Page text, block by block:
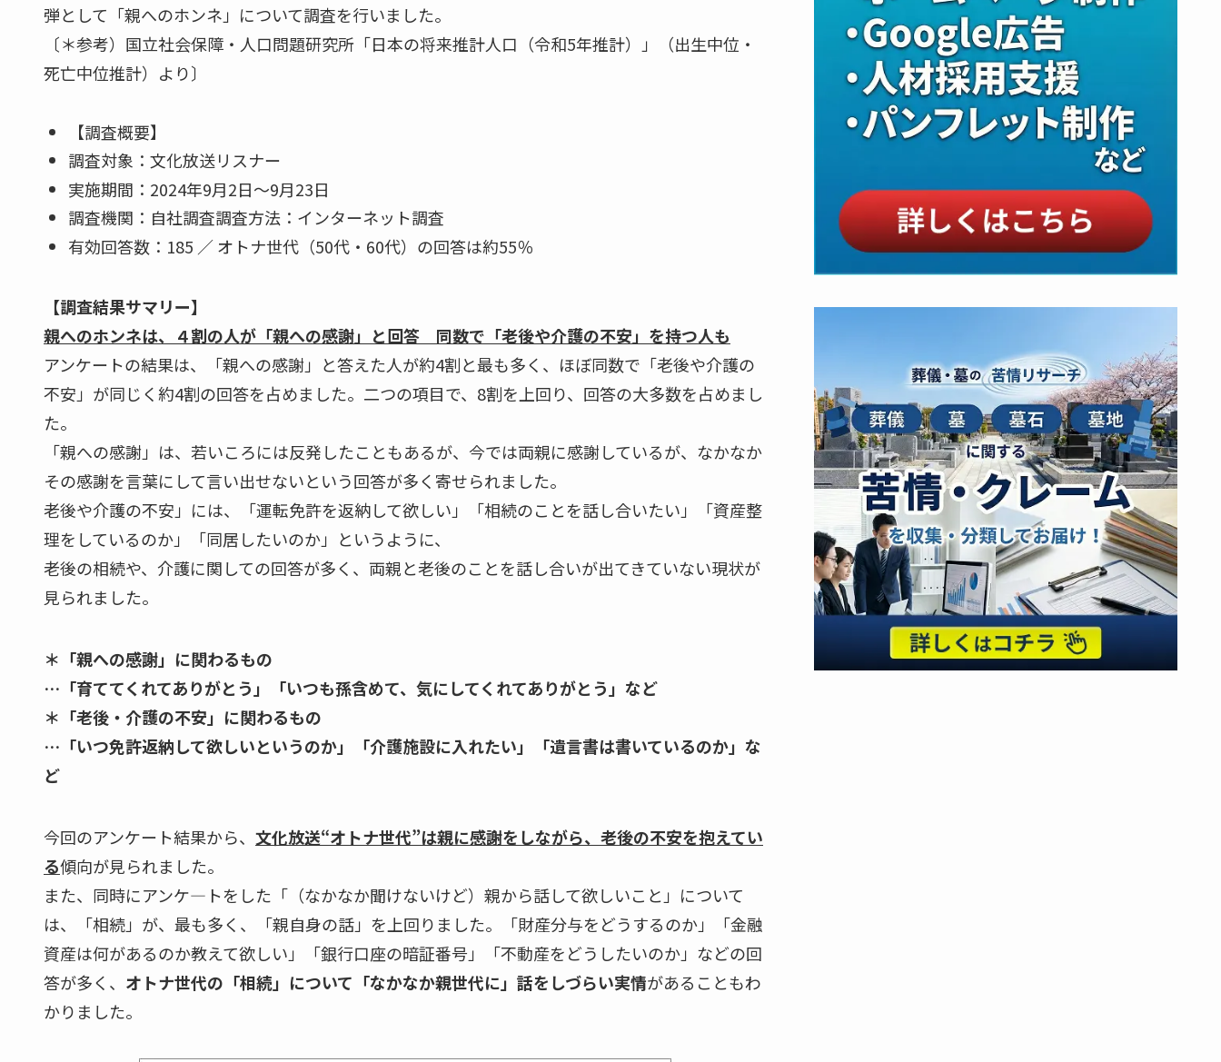
弾として「親へのホンネ」について調査を行いました。
〔＊参考）国立社会保障・人口問題研究所「日本の将来推計人口（令和5年推計）」（出生中位・
死亡中位推計）より〕
【調査概要】
調査対象：文化放送リスナー
実施期間：2024年9月2日～9月23日
調査機関：自社調査調査方法：インターネット調査
有効回答数：185 ／ オトナ世代（50代・60代）の回答は約55％
【調査結果サマリー】
親へのホンネは、４割の人が「親への感謝」と回答 同数で「老後や介護の不安」を持つ人も
アンケートの結果は、「親への感謝」と答えた人が約4割と最も多く、ほぼ同数で「老後や介護の
不安」が同じく約4割の回答を占めました。二つの項目で、8割を上回り、回答の大多数を占めまし
た。
「親への感謝」は、若いころには反発したこともあるが、今では両親に感謝しているが、なかなか
その感謝を言葉にして言い出せないという回答が多く寄せられました。
老後や介護の不安」には、「運転免許を返納して欲しい」「相続のことを話し合いたい」「資産整
理をしているのか」「同居したいのか」というように、
老後の相続や、介護に関しての回答が多く、両親と老後のことを話し合いが出てきていない現状が
見られました。
＊「親への感謝」に関わるもの
…「育ててくれてありがとう」「いつも孫含めて、気にしてくれてありがとう」など
＊「老後・介護の不安」に関わるもの
…「いつ免許返納して欲しいというのか」「介護施設に入れたい」「遺言書は書いているのか」な
ど
今回のアンケート結果から、 文化放送“オトナ世代”は親に感謝をしながら、老後の不安を抱えてい
る傾向が見られました。
また、同時にアンケ―トをした「（なかなか聞けないけど）親から話して欲しいこと」について
は、「相続」が、最も多く、「親自身の話」を上回りました。「財産分与をどうするのか」「金融
資産は何があるのか教えて欲しい」「銀行口座の暗証番号」「不動産をどうしたいのか」などの回
答が多く、 オトナ世代の「相続」について「なかなか親世代に」話をしづらい実情があることもわ
かりました。